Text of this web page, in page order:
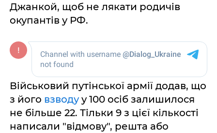
Джанкой, щоб не лякати родичів
окупантів у РФ.
Військовий путінської армії додав, що
з його взводуу 100 осіб залишилося
не більше 22. Тільки 9 з цієї кількості
написали "відмову", решта або